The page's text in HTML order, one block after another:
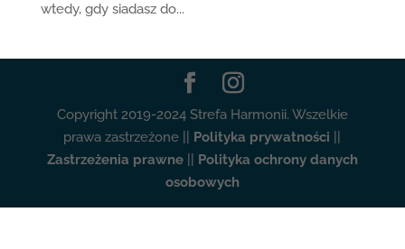
wtedy, gdy siadasz do...
Copyright 2019-2024 Strefa Harmonii. Wszelkie
prawa zastrzeżone || Polityka prywatności
Zastrzeżenia prawne|| Polityka ochrony danych
osobowych